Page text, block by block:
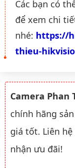
Các bạn có
để xem chi
nhé: https://
thieu-
Camera Phan
chính hãng
giá tốt. Liên
nhận ưu đãi!